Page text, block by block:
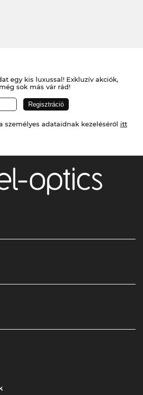
egy kis luxussal! Exkluzív akciók,
sok más vár rád!
személyes adataidnak kezeléséről itt